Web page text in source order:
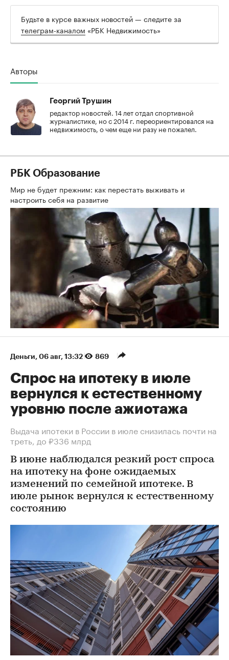
Будьте в курсе важных новостей — следите за
телеграм-каналом «РБК Недвижимость»
Авторы
Георгий Трушин
редактор новостей. 14 лет отдал спортивной
журналистике, но с 2014 г. переориентировался на
недвижимость, о чем еще ни разу не пожалел.
РБК Образование
Мир не будет прежним: как перестать выживать и
настроить себя на развитие
Деньги⁠, 06 авг, 13:32 869
Спрос на ипотеку в июле
вернулся к естественному
уровню после ажиотажа
Выдача ипотеки в России в июле снизилась почти на
треть, до ₽336 млрд
В июне наблюдался резкий рост спроса
на ипотеку на фоне ожидаемых
изменений по семейной ипотеке. В
июле рынок вернулся к естественному
состоянию